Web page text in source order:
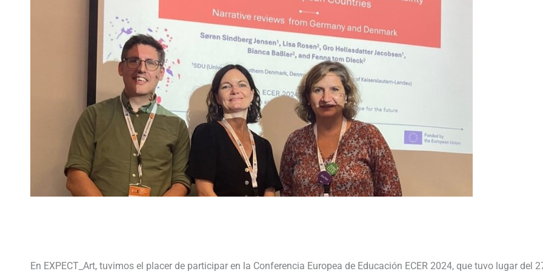
En EXPECT_Art, tuvimos el placer de participar en la Conferencia Europea de Educación ECER 2024, que tuvo lugar del